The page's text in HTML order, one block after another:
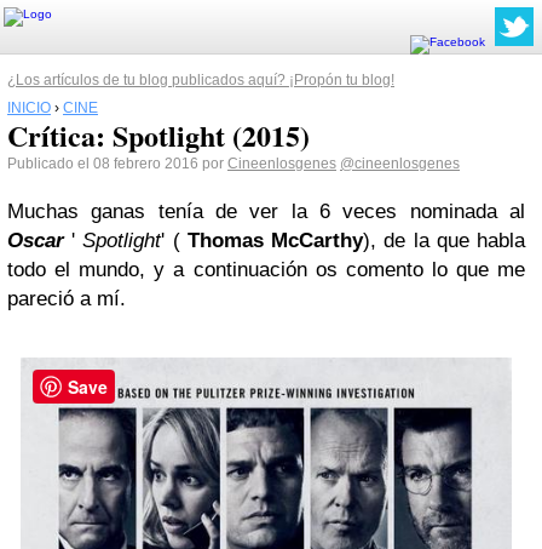
¿Los artículos de tu blog publicados aquí? ¡Propón tu blog!
INICIO › CINE
Crítica: Spotlight (2015)
Publicado el 08 febrero 2016 por Cineenlosgenes @cineenlosgenes
Muchas ganas tenía de ver la 6 veces nominada al
Oscar'Spotlight' ( Thomas McCarthy), de la que habla
todo el mundo, y a continuación os comento lo que me
pareció a mí.
Save